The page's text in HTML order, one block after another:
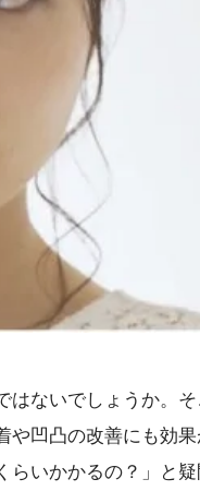
ないでしょうか。
凹凸の改善にも効
いかかるの？」と